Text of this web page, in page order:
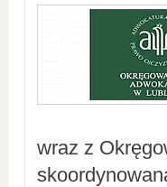
wraz z